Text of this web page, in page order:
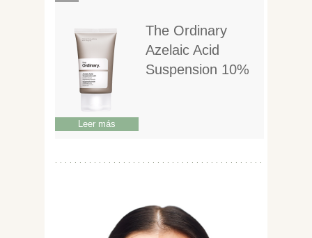
The Ordinary
Azelaic Acid
Suspension 10%
Leer más